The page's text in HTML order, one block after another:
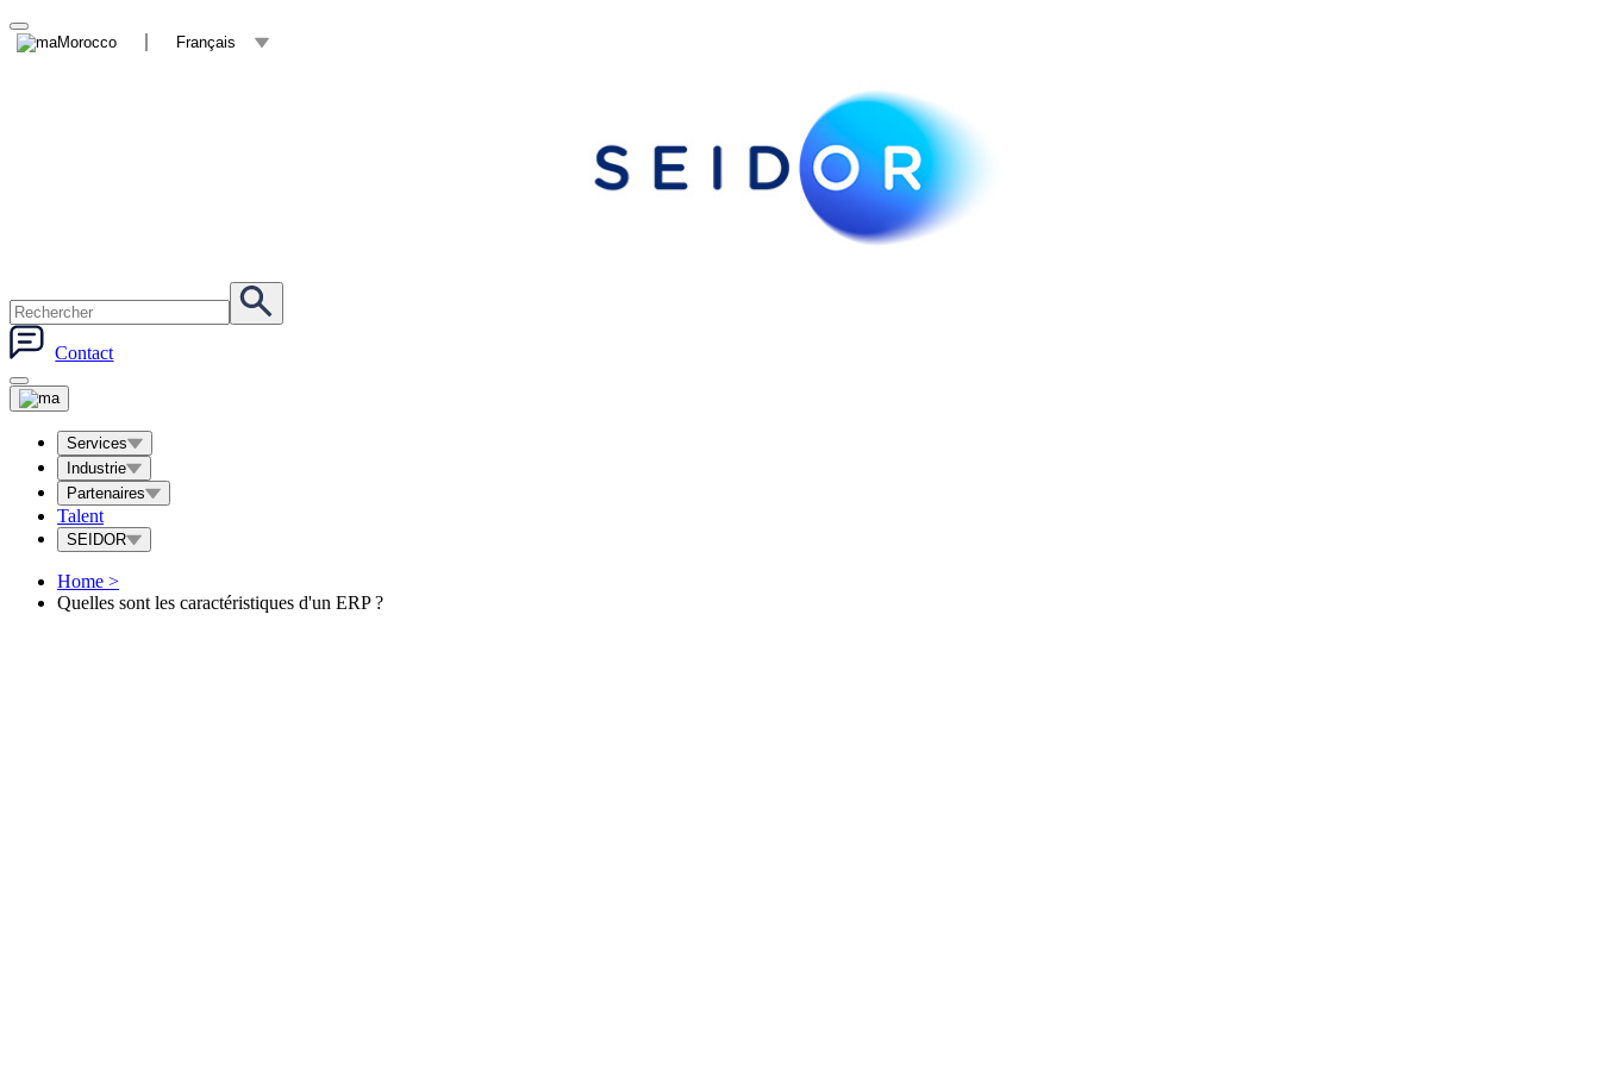
Morocco Français
Contact
Services
Industrie
Partenaires
Talent
SEIDOR
Home >
Quelles sont les caractéristiques d'un ERP ?